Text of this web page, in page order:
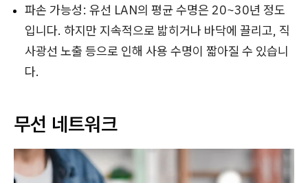
파손 가능성: 유선 LAN의 평균 수명은 20~30년 정도
입니다. 하지만 지속적으로 밟히거나 바닥에 끌리고, 직
사광선 노출 등으로 인해 사용 수명이 짧아질 수 있습니
다.
무선 네트워크